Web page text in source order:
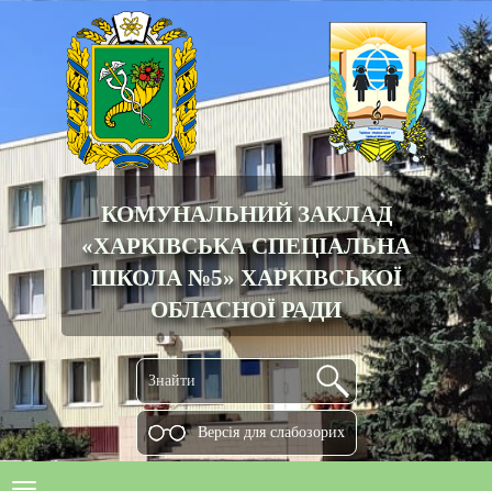
КОМУНАЛЬНИЙ ЗАКЛАД
«ХАРКІВСЬКА СПЕЦІАЛЬНА
ШКОЛА №5» ХАРКІВСЬКОЇ
ОБЛАСНОЇ РАДИ
Версiя для слабозорих